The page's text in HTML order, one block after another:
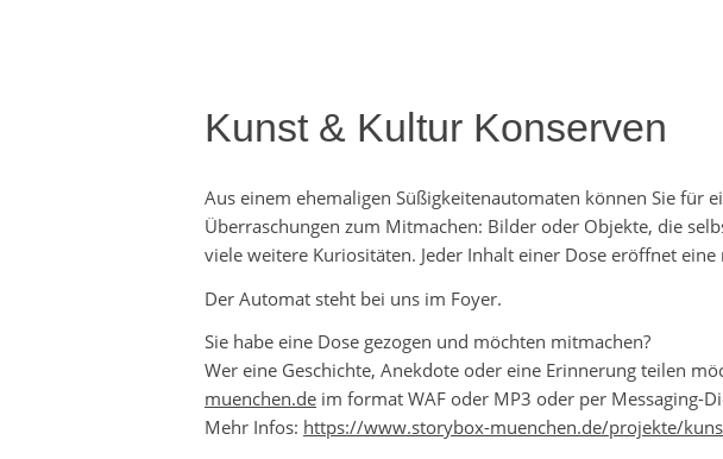
Kunst & Kultur Konserven
Aus einem ehemaligen Süßigkeitenautomaten können Sie für
Überraschungen zum Mitmachen: Bilder oder Objekte, die
viele weitere Kuriositäten. Jeder Inhalt einer Dose eröffnet eine
Der Automat steht bei uns im Foyer.
Sie habe eine Dose gezogen und möchten mitmachen?
Wer eine Geschichte, Anekdote oder eine Erinnerung teilen
muenchen.de im format WAF oder MP3 oder per Messaging-
Mehr Infos: https://www.storybox-muenchen.de/projekte/